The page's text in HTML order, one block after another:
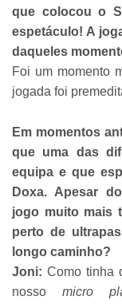
que colocou o
espetáculo! A
daqueles
Foi um momento
jogada foi
Em momentos
que uma das
equipa e que
Doxa. Apesar
jogo muito mais
perto de
longo caminho?​
Joni: Como tinha
nosso micro